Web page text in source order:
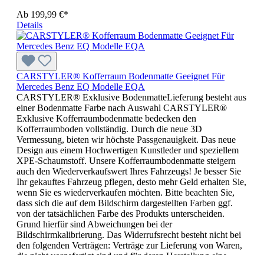
Ab 199,99 €*
Details
CARSTYLER® Kofferraum Bodenmatte Geeignet Für
Mercedes Benz EQ Modelle EQA
CARSTYLER® Exklusive BodenmatteLieferung besteht aus
einer Bodenmatte Farbe nach Auswahl CARSTYLER®
Exklusive Kofferraumbodenmatte bedecken den
Kofferraumboden vollständig. Durch die neue 3D
Vermessung, bieten wir höchste Passgenauigkeit. Das neue
Design aus einem Hochwertigen Kunstleder und speziellem
XPE-Schaumstoff. Unsere Kofferraumbodenmatte steigern
auch den Wiederverkaufswert Ihres Fahrzeugs! Je besser Sie
Ihr gekauftes Fahrzeug pflegen, desto mehr Geld erhalten Sie,
wenn Sie es wiederverkaufen möchten. Bitte beachten Sie,
dass sich die auf dem Bildschirm dargestellten Farben ggf.
von der tatsächlichen Farbe des Produkts unterscheiden.
Grund hierfür sind Abweichungen bei der
Bildschirmkalibrierung. Das Widerrufsrecht besteht nicht bei
den folgenden Verträgen: Verträge zur Lieferung von Waren,